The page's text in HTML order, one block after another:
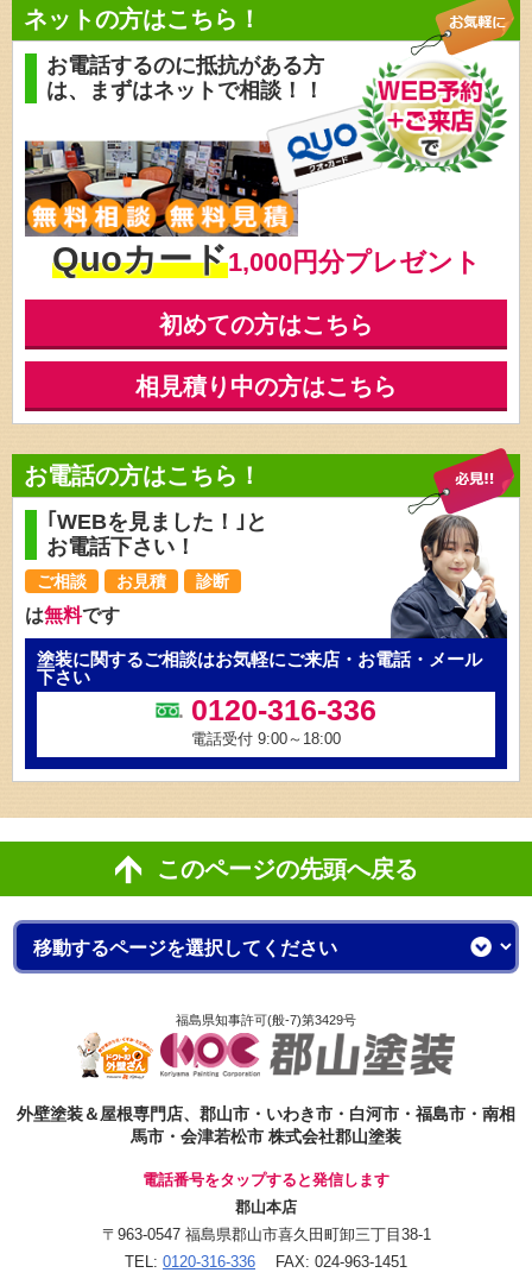
ネットの方はこちら！
お電話するのに抵抗がある方
は、
まずはネットで相談！！
Quoカード1,000円分プレゼント
初めての方はこちら
相見積り中の方はこちら
お電話の方はこちら！
｢WEBを見ました！｣と
お電話下さい！
ご相談 お見積 診断
は無料です
塗装に関するご相談はお気軽にご来店・お電話・メール
下さい
0120-316-336
電話受付 9:00～18:00
このページの先頭へ戻る
福島県知事許可(般-7)第3429号
外壁塗装＆屋根専門店、郡山市・いわき市・白河市・福島市・南相
馬市・会津若松市 株式会社郡山塗装
電話番号をタップすると発信します
郡山本店
〒963-0547 福島県郡山市喜久田町卸三丁目38-1
TEL: 0120-316-336 FAX: 024-963-1451